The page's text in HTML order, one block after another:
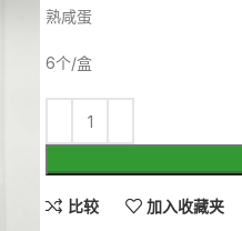
熟咸蛋
6个/盒
比较 加入收藏夹